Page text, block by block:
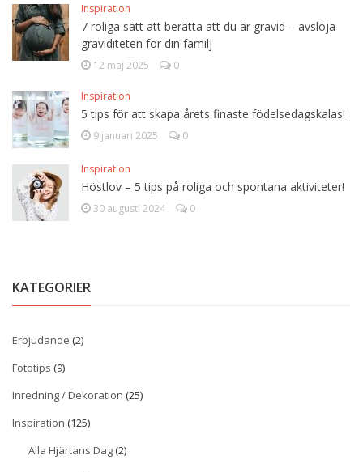
Inspiration
7 roliga sätt att berätta att du är gravid – avslöja
graviditeten för din familj
12 maj 2025 0
Inspiration
5 tips för att skapa årets finaste födelsedagskalas!
9 januari 2025 0
Inspiration
Höstlov – 5 tips på roliga och spontana aktiviteter!
30 augusti 2024 0
KATEGORIER
Erbjudande (2)
Fototips (9)
Inredning / Dekoration (25)
Inspiration (125)
Alla Hjärtans Dag(2)